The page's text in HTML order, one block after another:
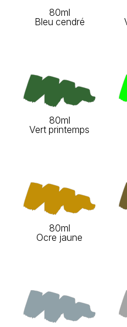
80ml
Bleu cendré
80ml
Vert printemps
80ml
Ocre jaune